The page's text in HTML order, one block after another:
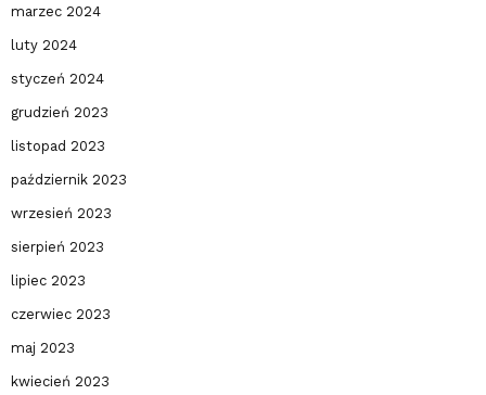
marzec 2024
luty 2024
styczeń 2024
grudzień 2023
listopad 2023
październik 2023
wrzesień 2023
sierpień 2023
lipiec 2023
czerwiec 2023
maj 2023
kwiecień 2023